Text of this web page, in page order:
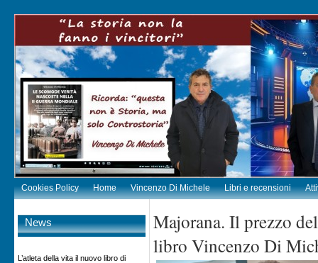
Cookies Policy Home Vincenzo Di Michele Libri e recensioni
News
L’atleta della vita il nuovo libro di
Majorana. Il prezzo
libro Vincenzo Di